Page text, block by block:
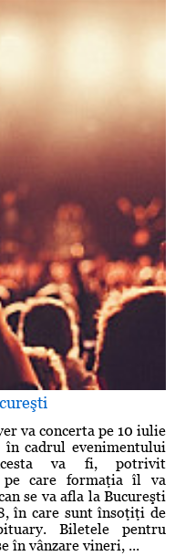
va concerta pe 10 iulie
în cadrul evenimentului
va fi, potrivit
pe care formaţia îl va
se va afla la Bucureşti
în care sunt însoţiţi de
Biletele pentru
în vânzare vineri, ...